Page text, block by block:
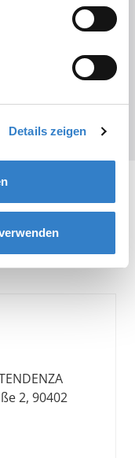
Details zeigen
2, 90402